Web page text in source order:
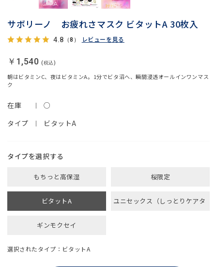
サボリーノ お疲れさマスク ビタットA 30枚入
4.8 （8） レビューを見る
朝はビタミンC、夜はビタミンA。1分でビタ沼へ、瞬間浸透オールインワンマス
ク
￥1,540
タイプ ビタットA
在庫 ○
タイプ
もちっと高保湿 桜限定
ビタットA
ユニセックス（しっとりケアタ
ギンモクセイ
選択されたタイプ：ビタットA